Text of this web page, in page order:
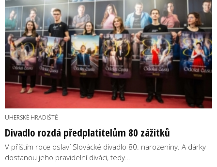
UHERSKÉ HRADIŠTĚ
Divadlo rozdá předplatitelům 80 zážitků
V příštím roce oslaví Slovácké divadlo 80. narozeniny. A dárky
dostanou jeho pravidelní diváci, tedy…